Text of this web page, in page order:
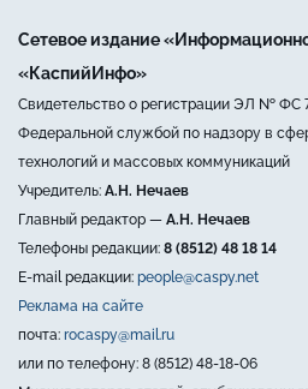
Сетевое издание
«КаспийИнфо»
Свидетельство о регистрации ЭЛ № ФС
Федеральной службой по надзору в
технологий и массовых коммуникаций
Учредитель: А.Н. Нечаев
Главный редактор — А.Н. Нечаев
Телефоны редакции: 8 (8512) 48 18 14
E-mail редакции: people@caspy.net
Реклама на сайте
почта: rocaspy@mail.ru
или по телефону: 8 (8512) 48-18-06